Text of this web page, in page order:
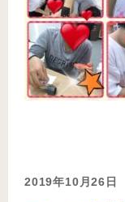
2019年10月26日